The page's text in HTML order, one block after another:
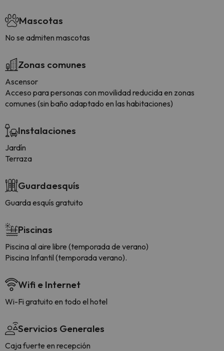
Mascotas
No se admiten mascotas
Zonas comunes
Ascensor
Acceso para personas con movilidad reducida en zonas
comunes (sin baño adaptado en las habitaciones)
Instalaciones
Jardín
Terraza
Guardaesquís
Guarda esquís gratuito
Piscinas
Piscina al aire libre (temporada de verano)
Piscina Infantil (temporada verano).
Wifi e Internet
Wi-Fi gratuito en todo el hotel
Servicios Generales
Caja fuerte en recepción